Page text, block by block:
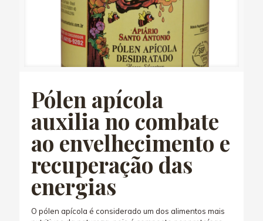
Pólen apícola
auxilia no combate
ao envelhecimento e
recuperação das
energias
O pólen apícola é considerado um dos alimentos mais